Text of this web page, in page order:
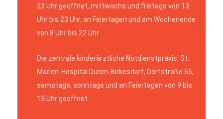
23 Uhr geöffnet, mittwochs und freitags von 13
Uhr bis 23 Uhr, an Feiertagen und am Wochenende
von 8 Uhr bis 22 Uhr.
Die zentrale kinderärztliche Notdienstpraxis, St.
Marien-Hospital Düren-Birkesdorf, Dorfstraße 55,
samstags, sonntags und an Feiertagen von 9 bis
13 Uhr geöffnet.